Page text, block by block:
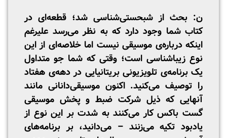
ن: بحث از شبحستی‌شناسی شد؛ قطعه‌ای در
کتاب شما وجود دارد که به نظر می‌رسد علیرغم
اینکه درباره‌ی موسیقی نیست اما خلاصه‌ای از این
نوع زیبا‌شناسی است؛ وقتی که شما جو متداول
یک برنامه‌ی تلویزیونی بریتانیایی در دهه‌ی هفتاد
را توصیف می‌کنید. اکنون موسیقی‌دانانی مانند
آنهایی که ذیل شرکت ضبط و پخش موسیقی
گست باکس کار می‌کنند به شدت بر این نوع از
یادبود تکیه می‌زنند – می‌دانید، بر برنامه‌های